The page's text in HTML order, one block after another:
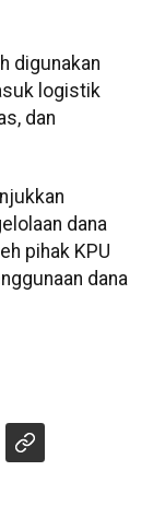
digunakan
logistik
dan
dana
pihak KPU
dana